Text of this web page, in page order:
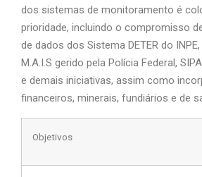
dos sistemas de monitoramento é
prioridade, incluindo o compromisso
de dados dos Sistema DETER do
M.A.I.S gerido pela Polícia Federal,
e demais iniciativas, assim como
financeiros, minerais, fundiários e de
Objetivos